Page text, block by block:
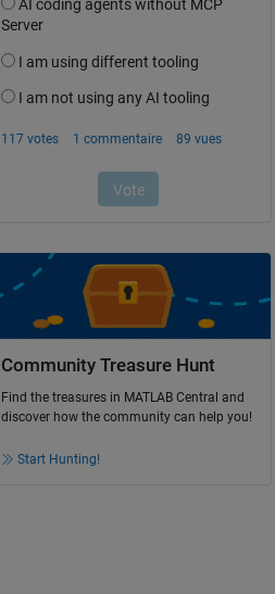
Community Treasure Hunt
Find the treasures in MATLAB Central and
discover how the community can help you!
Start Hunting!